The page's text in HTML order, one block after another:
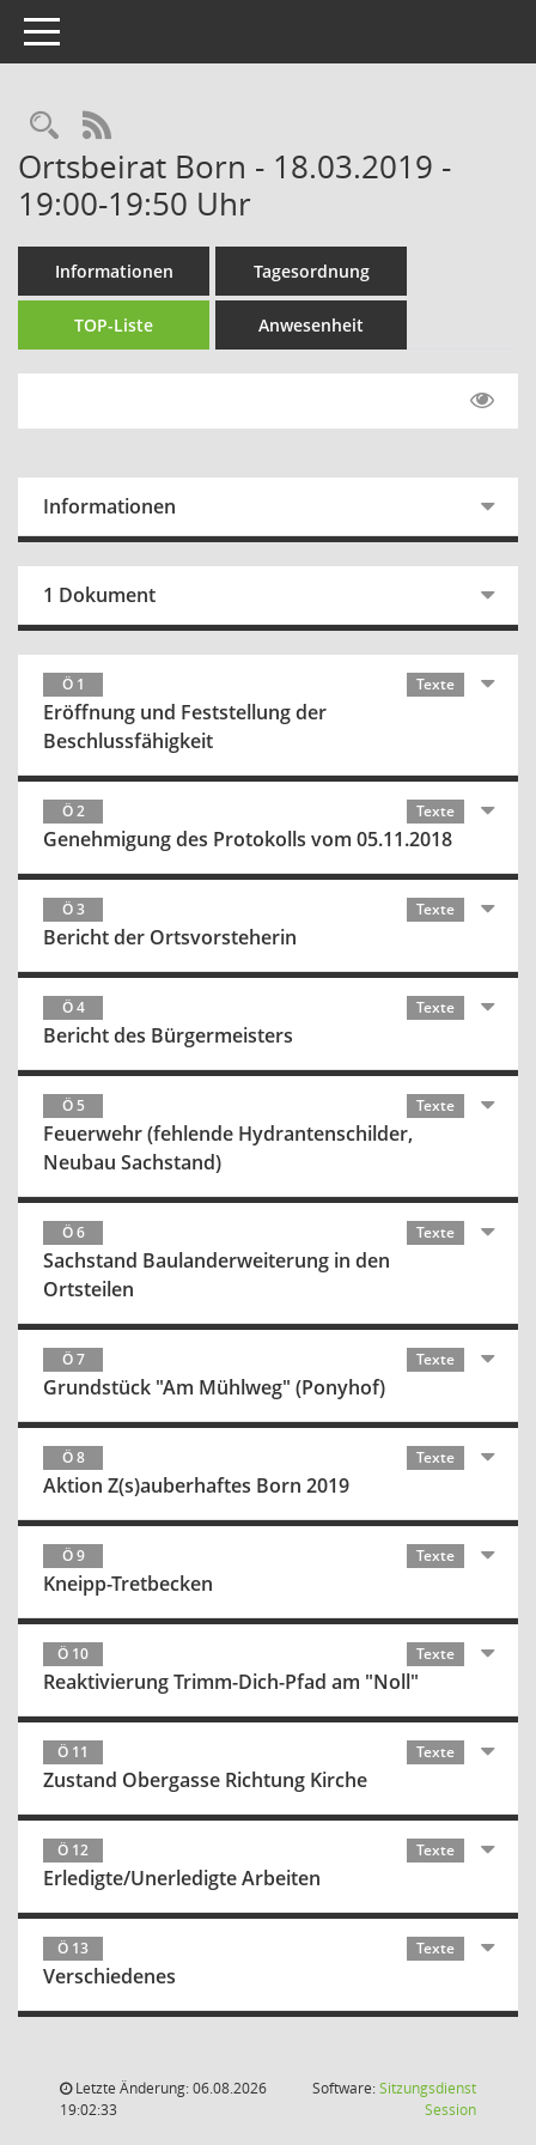
Toggle navigation
Rechercheauswahl
RSS-Feed
Ortsbeirat Born - 18.03.2019 -
19:00-19:50 Uhr
Informationen Tagesordnung
TOP-Liste Anwesenheit
Informationen
1 Dokument
Ö 1 Texte
Eröffnung und Feststellung der
Beschlussfähigkeit
Ö 2 Texte
Genehmigung des Protokolls vom 05.11.2018
Ö 3 Texte
Bericht der Ortsvorsteherin
Ö 4 Texte
Bericht des Bürgermeisters
Ö 5 Texte
Feuerwehr (fehlende Hydrantenschilder,
Neubau Sachstand)
Ö 6 Texte
Sachstand Baulanderweiterung in den
Ortsteilen
Ö 7 Texte
Grundstück "Am Mühlweg" (Ponyhof)
Ö 8 Texte
Aktion Z(s)auberhaftes Born 2019
Ö 9 Texte
Kneipp-Tretbecken
Ö 10 Texte
Reaktivierung Trimm-Dich-Pfad am "Noll"
Ö 11 Texte
Zustand Obergasse Richtung Kirche
Ö 12 Texte
Erledigte/Unerledigte Arbeiten
Ö 13 Texte
Verschiedenes
Letzte Änderung: 06.08.2026
19:02:33
Software:Sitzungsdienst
Session(Wird in